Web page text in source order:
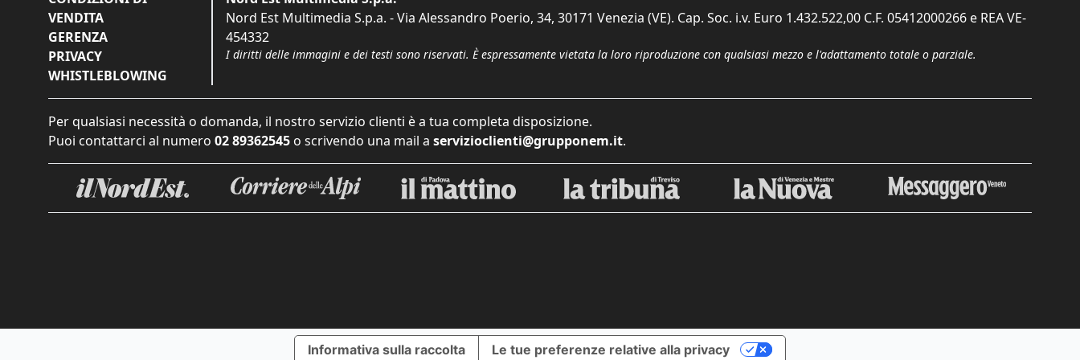
VENDITA
GERENZA
PRIVACY
WHISTLEBLOWING
Nord Est Multimedia S.p.a. - Via Alessandro Poerio, 34, 30171 Venezia (VE). Cap. Soc. i.v. Euro 1.432.522,00 C.F. 05412000266 e REA VE-
454332
I diritti delle immagini e dei testi sono riservati. È espressamente vietata la loro riproduzione con qualsiasi mezzo e l'adattamento totale o parziale.
Per qualsiasi necessità o domanda, il nostro servizio clienti è a tua completa disposizione.
Puoi contattarci al numero 02 89362545 o scrivendo una mail a servizioclienti@grupponem.it.
Informativa sulla raccolta Le tue preferenze relative alla privacy